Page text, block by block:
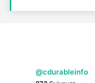
@cdurableinfo